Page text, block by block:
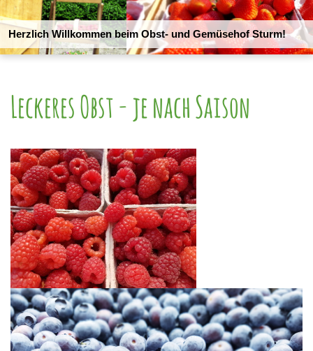
Herzlich Willkommen beim Obst- und Gemüsehof Sturm!
Leckeres Obst - je nach Saison